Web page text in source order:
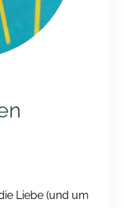
Liebe (und um